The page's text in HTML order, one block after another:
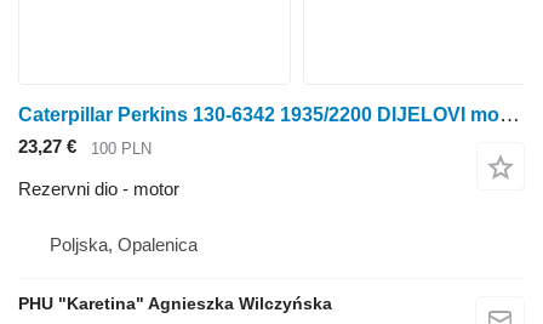
Caterpillar Perkins 130-6342 1935/2200 DIJELOVI motora za Perkins
23,27 € 100 PLN
Rezervni dio - motor
Poljska, Opalenica
PHU "Karetina" Agnieszka Wilczyńska